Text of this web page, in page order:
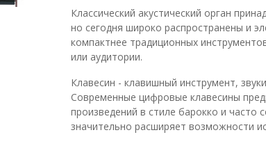
Классический акустический орган
но сегодня широко распространены и
компактнее традиционных
или аудитории.
Клавесин - клавишный инструмент,
Современные цифровые клавесины
произведений в стиле барокко и часто
значительно расширяет возможности